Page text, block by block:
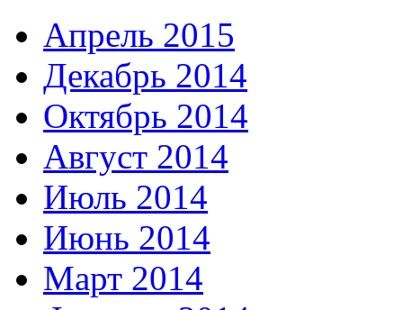
Апрель 2015
Декабрь 2014
Октябрь 2014
Август 2014
Июль 2014
Июнь 2014
Март 2014